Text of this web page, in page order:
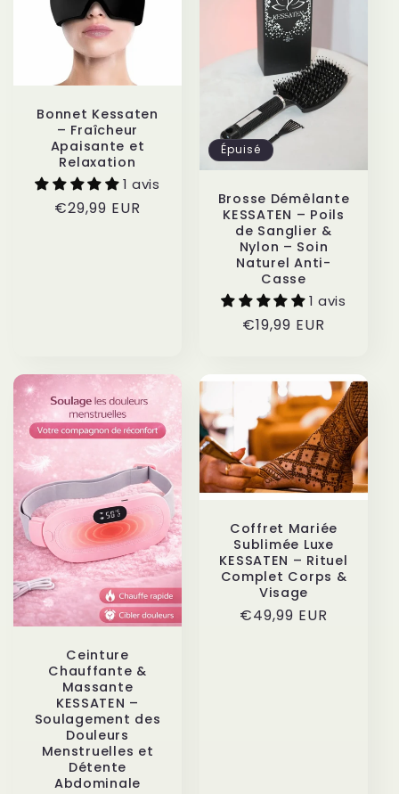
Bonnet Kessaten
– Fraîcheur
Apaisante et
Relaxation
1 avis
Prix
€29,99 EUR
Épuisé
Brosse Démêlante
KESSATEN – Poils
de Sanglier &
Nylon – Soin
Naturel Anti-
Casse
1 avis
Prix
€19,99 EUR
Ceinture
Chauffante &
Massante
KESSATEN –
Soulagement des
Douleurs
Menstruelles et
Détente
Abdominale
Coffret Mariée
Sublimée Luxe
KESSATEN – Rituel
Complet Corps &
Visage
Prix
€49,99 EUR